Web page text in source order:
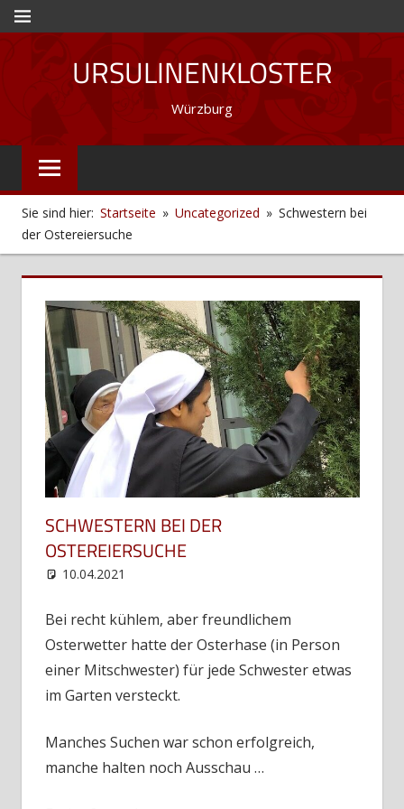
Zum
Inhalt
MENÜ
URSULINENKLOSTER
Würzburg
Sie sind hier: Startseite Uncategorized
Schwestern bei
der Ostereiersuche
SCHWESTERN BEI DER
OSTEREIERSUCHE
10.04.2021
Bei recht kühlem, aber freundlichem
Osterwetter hatte der Osterhase (in Person
einer Mitschwester) für jede Schwester etwas
im Garten versteckt.
Manches Suchen war schon erfolgreich,
manche halten noch Ausschau …